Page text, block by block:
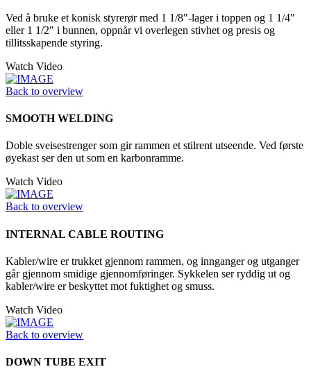
Ved å bruke et konisk styrerør med 1 1/8"-lager i toppen og 1 1/4"
eller 1 1/2" i bunnen, oppnår vi overlegen stivhet og presis og
tillitsskapende styring.
Watch Video
Back to overview
SMOOTH WELDING
Doble sveisestrenger som gir rammen et stilrent utseende. Ved første
øyekast ser den ut som en karbonramme.
Watch Video
Back to overview
INTERNAL CABLE ROUTING
Kabler/wire er trukket gjennom rammen, og innganger og utganger
går gjennom smidige gjennomføringer. Sykkelen ser ryddig ut og
kabler/wire er beskyttet mot fuktighet og smuss.
Watch Video
Back to overview
DOWN TUBE EXIT